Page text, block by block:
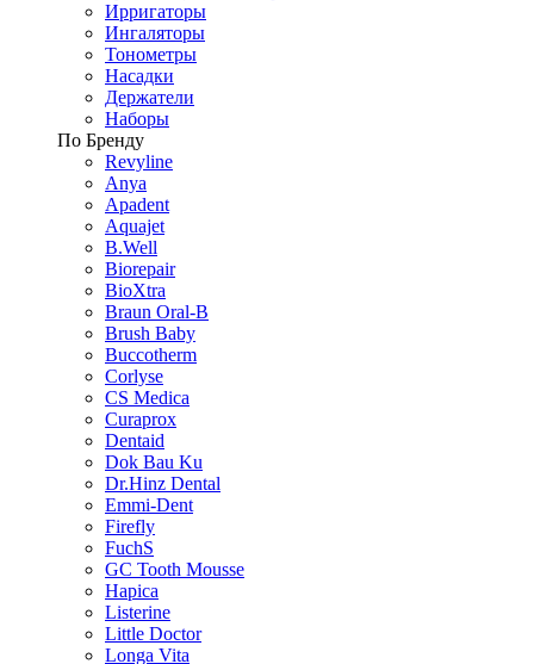
Ирригаторы
Ингаляторы
Тонометры
Насадки
Держатели
Наборы
По Бренду
Revyline
Anya
Apadent
Aquajet
B.Well
Biorepair
BioXtra
Braun Oral-B
Brush Baby
Buccotherm
Corlyse
CS Medica
Curaprox
Dentaid
Dok Bau Ku
Dr.Hinz Dental
Emmi-Dent
Firefly
FuchS
GC Tooth Mousse
Hapica
Listerine
Little Doctor
Longa Vita